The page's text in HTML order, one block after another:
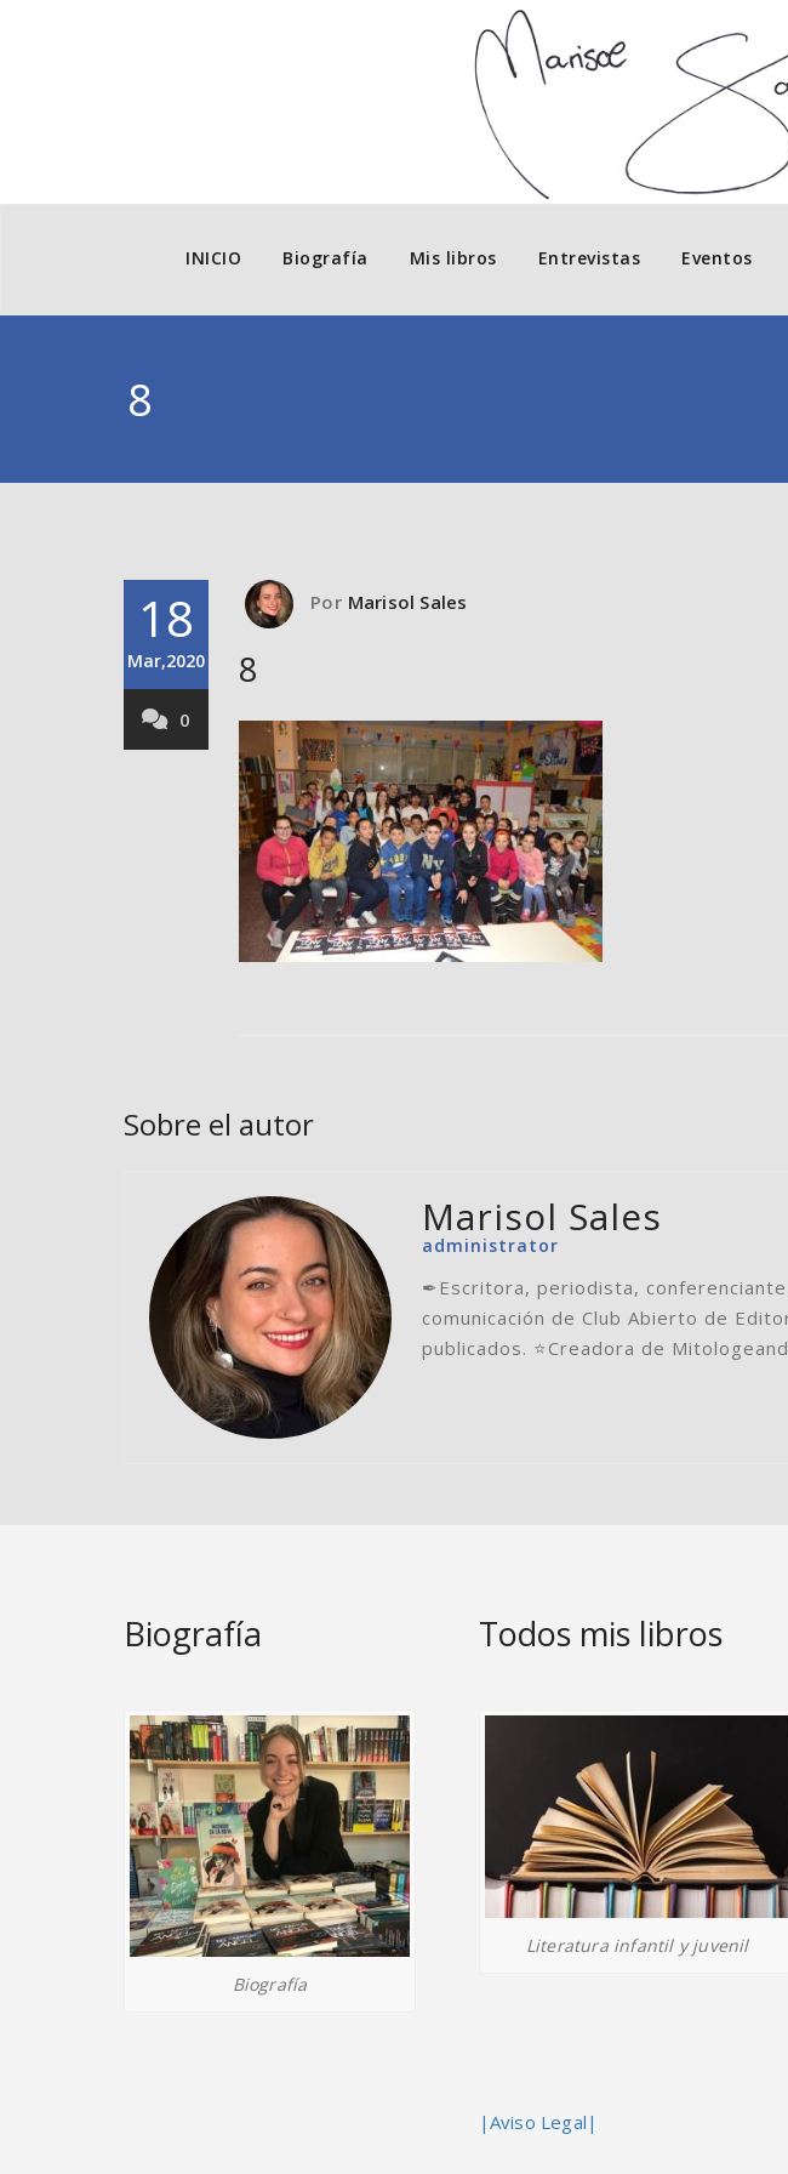
INICIO Biografía Mis libros Entrevistas Eventos
8
18
Mar,2020
0
Por Marisol Sales
8
Sobre el autor
Marisol Sales
administrator
✒Escritora, periodista,
comunicación de Club Abierto de
publicados. ⭐️Creadora de
Biografía
Biografía
Todos mis libros
Literatura infantil y juvenil
|Aviso Legal|